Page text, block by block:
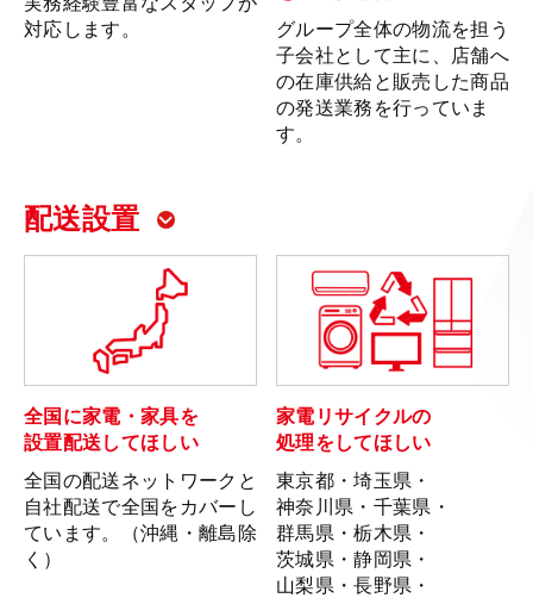
対応します。
グループ全体の物流を担う
子会社として主に、店舗へ
の在庫供給と販売した商品
の発送業務を行っていま
す。
配送設置
全国に家電・家具を
設置配送してほしい
全国の配送ネットワークと
自社配送で全国をカバーし
ています。（沖縄・離島除
く）
家電リサイクルの
処理をしてほしい
東京都・埼玉県・
神奈川県・ 千葉県・
群馬県・栃木県・
茨城県・静岡県・
山梨県・長野県・